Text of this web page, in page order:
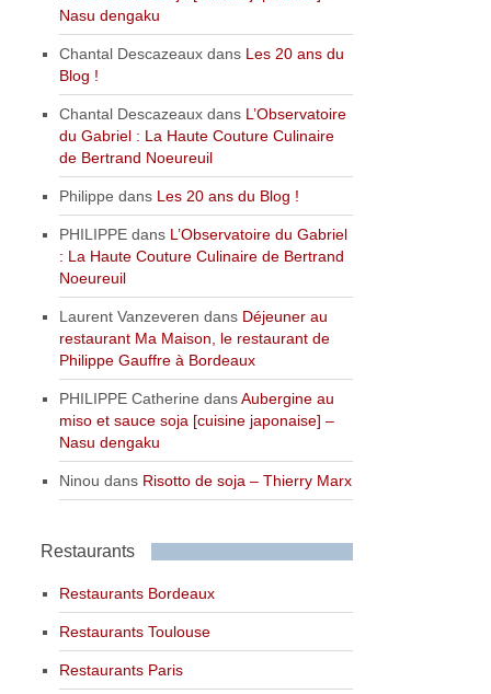
Nasu dengaku
Chantal Descazeaux dans Les 20 ans du
Blog !
Chantal Descazeaux dans L’Observatoire
du Gabriel : La Haute Couture Culinaire
de Bertrand Noeureuil
Philippe dans Les 20 ans du Blog !
PHILIPPE dans L’Observatoire du Gabriel
: La Haute Couture Culinaire de Bertrand
Noeureuil
Laurent Vanzeveren dans Déjeuner au
restaurant Ma Maison, le restaurant de
Philippe Gauffre à Bordeaux
PHILIPPE Catherine dansAubergine au
miso et sauce soja [cuisine japonaise] –
Nasu dengaku
Ninou dans Risotto de soja – Thierry Marx
Restaurants
Restaurants Bordeaux
Restaurants Toulouse
Restaurants Paris